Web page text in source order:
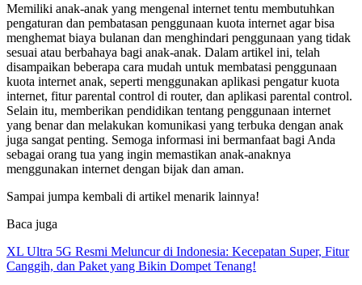
Memiliki anak-anak yang mengenal internet tentu membutuhkan
pengaturan dan pembatasan penggunaan kuota internet agar bisa
menghemat biaya bulanan dan menghindari penggunaan yang tidak
sesuai atau berbahaya bagi anak-anak. Dalam artikel ini, telah
disampaikan beberapa cara mudah untuk membatasi penggunaan
kuota internet anak, seperti menggunakan aplikasi pengatur kuota
internet, fitur parental control di router, dan aplikasi parental control.
Selain itu, memberikan pendidikan tentang penggunaan internet
yang benar dan melakukan komunikasi yang terbuka dengan anak
juga sangat penting. Semoga informasi ini bermanfaat bagi Anda
sebagai orang tua yang ingin memastikan anak-anaknya
menggunakan internet dengan bijak dan aman.
Sampai jumpa kembali di artikel menarik lainnya!
Baca juga
XL Ultra 5G Resmi Meluncur di Indonesia: Kecepatan Super, Fitur
Canggih, dan Paket yang Bikin Dompet Tenang!